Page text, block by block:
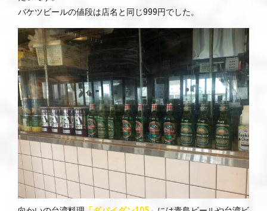
バケツビールの値段は店名と同じ999円でした。